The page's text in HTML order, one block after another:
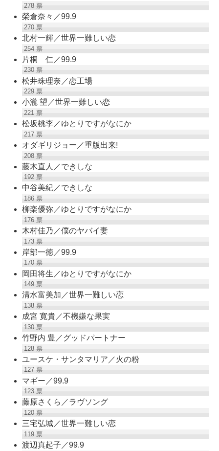
278票
榮倉奈々／99.9
270票
北村一輝／世界一難しい恋
254票
片桐 仁／99.9
230票
松井珠理奈／恋工場
229票
小瀧 望／世界一難しい恋
221票
松坂桃李／ゆとりですがなにか
217票
オダギリジョー／重版出来!
208票
藤木直人／できしな
192票
中谷美紀／できしな
186票
柳楽優弥／ゆとりですがなにか
176票
木村佳乃／僕のヤバイ妻
173票
岸部一徳／99.9
170票
岡田将生／ゆとりですがなにか
149票
清水富美加／世界一難しい恋
138票
成宮 寛貴／不機嫌な果実
130票
竹野内 豊／グッドパートナー
128票
ユースケ・サンタマリア／火の粉
127票
マギー／99.9
123票
藤原さくら／ラヴソング
120票
三宅弘城／世界一難しい恋
119票
渡辺真起子／99.9